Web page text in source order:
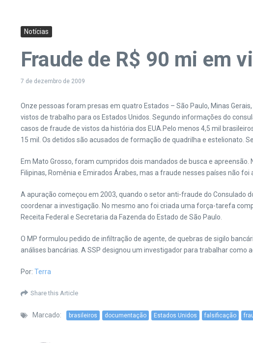
Notícias
Fraude de R$ 90 mi em
7 de dezembro de 2009
Onze pessoas foram presas em quatro Estados – São Paulo, Minas
vistos de trabalho para os Estados Unidos. Segundo informações do
casos de fraude de vistos da história dos EUA. Pelo menos 4,5 mil
15 mil. Os detidos são acusados de formação de quadrilha e estelionato.
Em Mato Grosso, foram cumpridos dois mandados de busca e
Filipinas, Romênia e Emirados Árabes, mas a fraude nesses países não foi
A apuração começou em 2003, quando o setor anti-fraude do Consulado
coordenar a investigação. No mesmo ano foi criada uma força-tarefa
Receita Federal e Secretaria da Fazenda do Estado de São Paulo.
O MP formulou pedido de infiltração de agente, de quebras de sigilo
análises bancárias. A SSP designou um investigador para trabalhar
Por: Terra
Share this Article
Marcado: brasileiros documentação Estados Unidos falsificação